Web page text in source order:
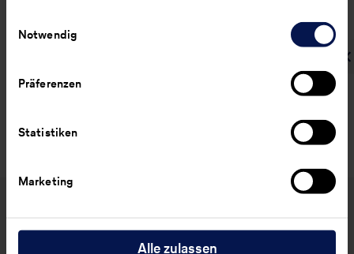
Notwendig
Präferenzen
Statistiken
Marketing
Alle zulassen
Lufthansa Group